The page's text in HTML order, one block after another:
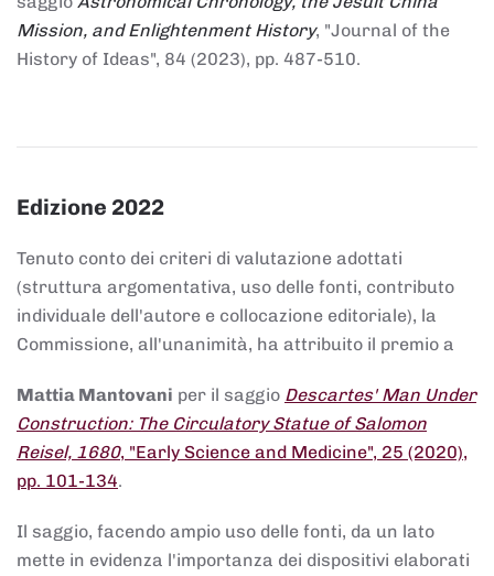
Mission, and Enlightenment History, "Journal of the
History of Ideas", 84 (2023), pp. 487-510.
Edizione 2022
Tenuto conto dei criteri di valutazione adottati
(struttura argomentativa, uso delle fonti, contributo
individuale dell'autore e collocazione editoriale), la
Commissione, all'unanimità, ha attribuito il premio a
Mattia Mantovani per il saggio Descartes' Man Under
Construction: The Circulatory Statue of Salomon
Reisel, 1680, "Early Science and Medicine", 25 (2020),
pp. 101-134.
Il saggio, facendo ampio uso delle fonti, da un lato
mette in evidenza l'importanza dei dispositivi elaborati